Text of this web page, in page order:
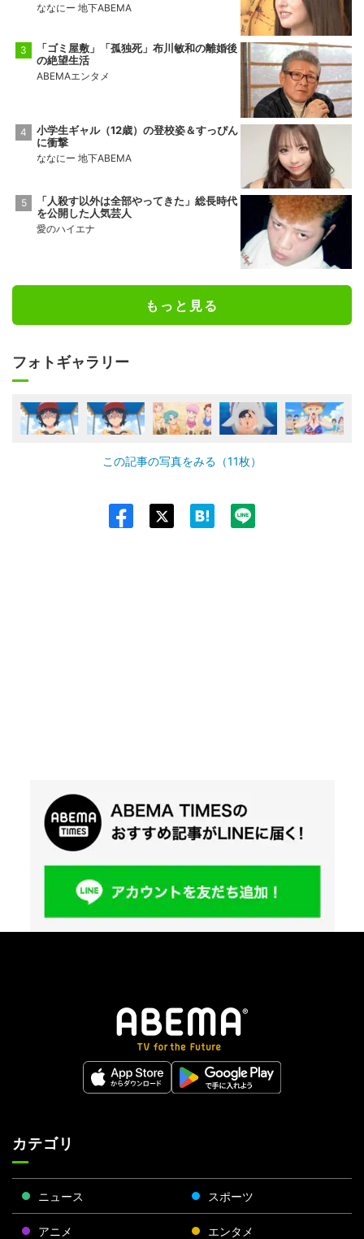
ななにー 地下ABEMA
「ゴミ屋敷」「孤独死」布川敏和の離婚後
の絶望生活
ABEMAエンタメ
小学生ギャル（12歳）の登校姿＆すっぴん
に衝撃
ななにー 地下ABEMA
「人殺す以外は全部やってきた」総長時代
を公開した人気芸人
愛のハイエナ
もっと見る
フォトギャラリー
この記事の写真をみる（11枚）
カテゴリ
ニュース スポーツ
アニメ エンタメ